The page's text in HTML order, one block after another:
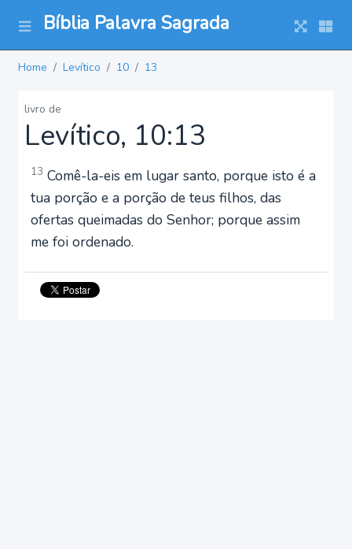
Bíblia Palavra Sagrada
Home Levítico 10 13
livro de
Levítico, 10:13
13 Comê-la-eis em lugar santo, porque isto é a
tua porção e a porção de teus filhos, das
ofertas queimadas do Senhor; porque assim
me foi ordenado.